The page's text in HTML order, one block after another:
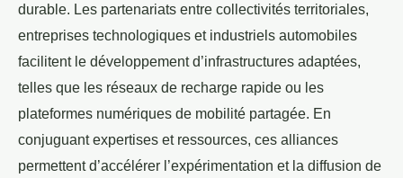
durable. Les partenariats entre collectivités territoriales,
entreprises technologiques et industriels automobiles
facilitent le développement d’infrastructures adaptées,
telles que les réseaux de recharge rapide ou les
plateformes numériques de mobilité partagée. En
conjuguant expertises et ressources, ces alliances
permettent d’accélérer l’expérimentation et la diffusion de